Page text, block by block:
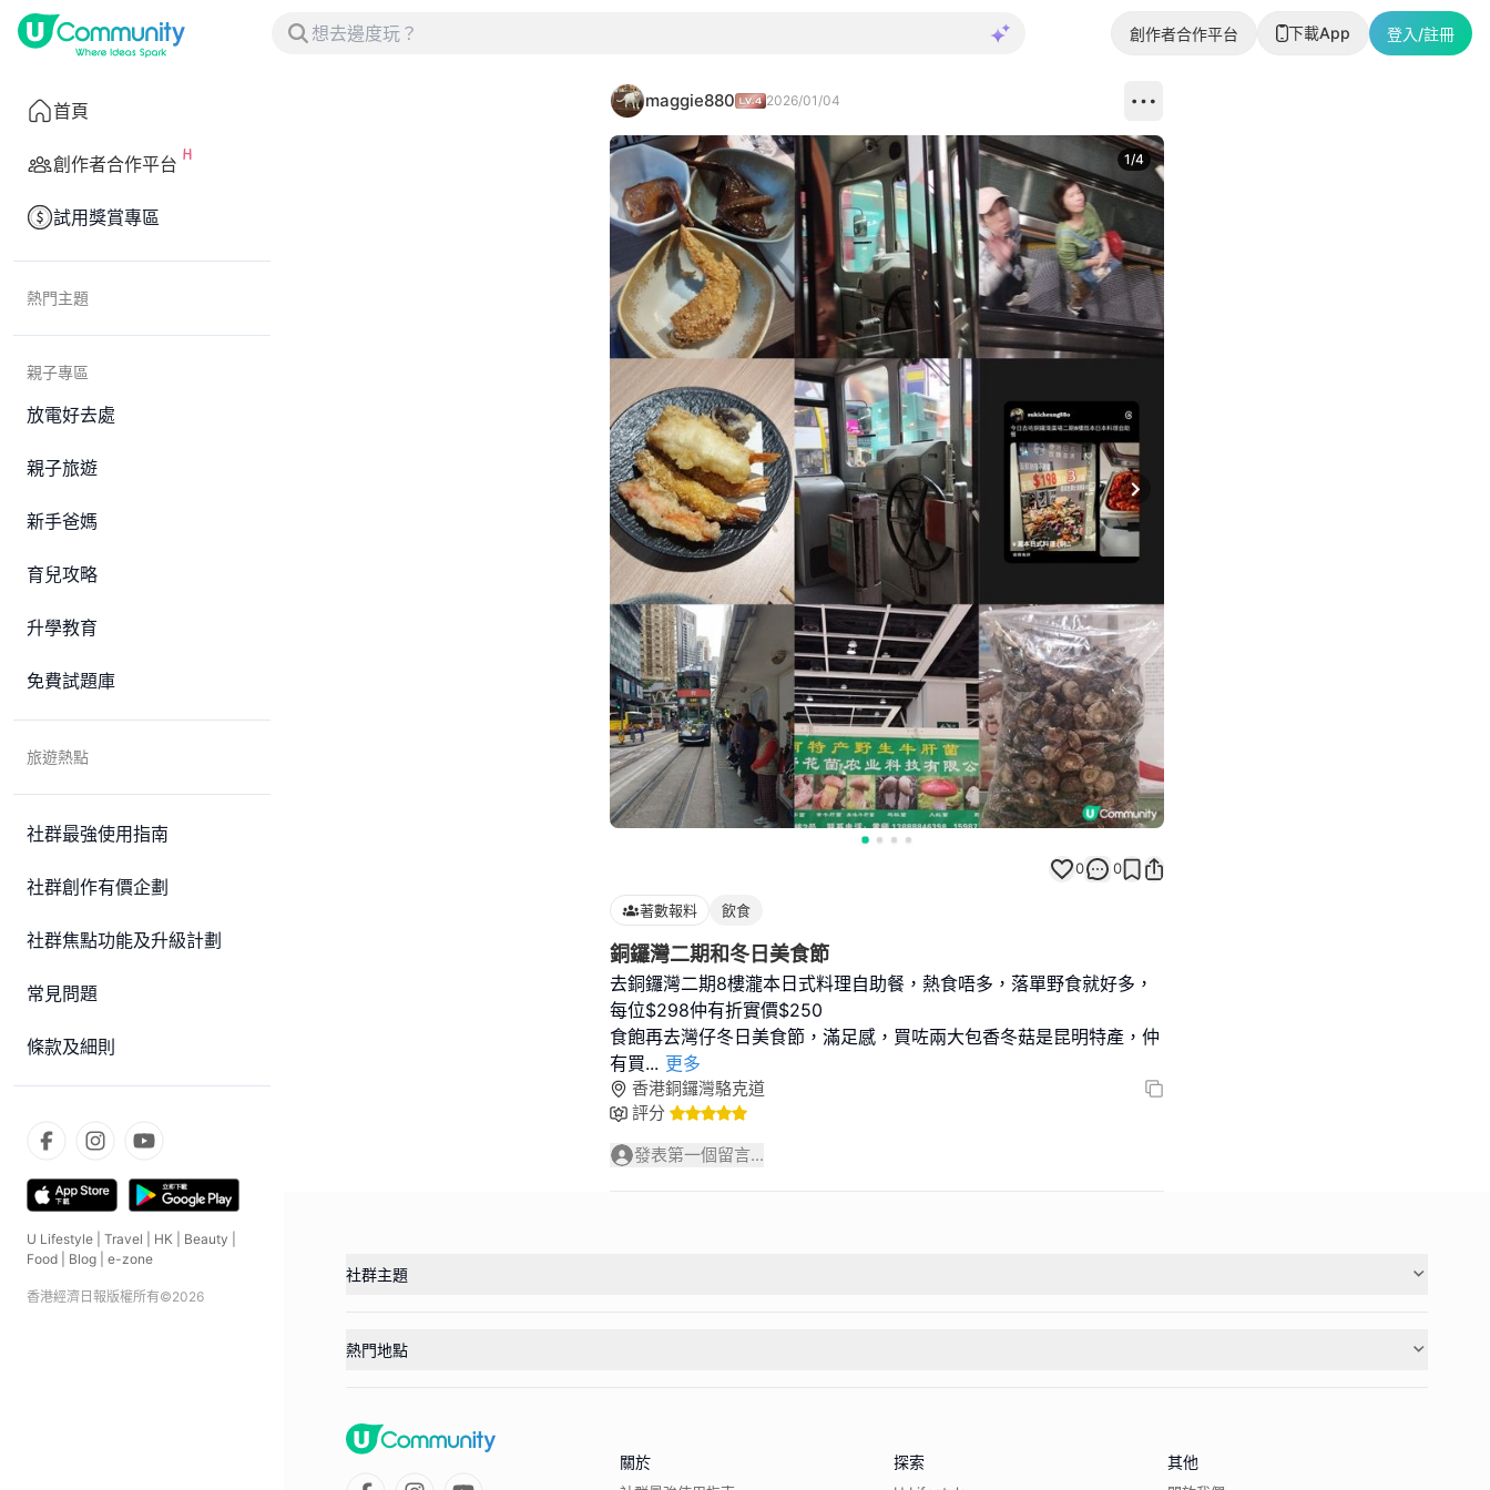
創作者合作平台 下載App 登入/註冊
首頁
創作者合作平台
試用獎賞專區
熱門主題
親子專區
放電好去處
親子旅遊
新手爸媽
育兒攻略
升學教育
免費試題庫
旅遊熱點
社群最強使用指南
社群創作有價企劃
社群焦點功能及升級計劃
常見問題
條款及細則
U Lifestyle Travel HK Beauty
Food
Blog e-zone
香港經濟日報版權所有©2026
maggie880 2026/01/04
Next slide
1/4
0 0
著數報料 飲食
銅鑼灣二期和冬日美食節
去銅鑼灣二期8樓瀧本日式料理自助餐，熱食唔多，落單野食就好多，
每位$298仲有折實價$250
食飽再去灣仔冬日美食節，滿足感，買咗兩大包香冬菇是昆明特產，仲
有買... 更多
香港銅鑼灣駱克道
評分
發表第一個留言...
社群主題
熱門地點
關於 探索 其他